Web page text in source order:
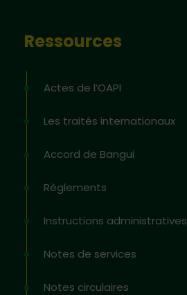
Ressources
Actes de l’OAPI
Les traités internationaux
Accord de Bangui
Règlements
Instructions administratives
Notes de services
Notes circulaires